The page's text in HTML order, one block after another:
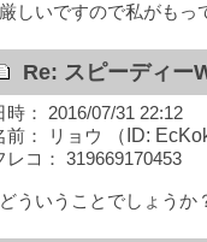
厳しいですので私がもっ
Re: スピーディー
時： 2016/07/31 22:12
前： リョウ
（ID:
レコ： 319669170453
どういうことでしょうか